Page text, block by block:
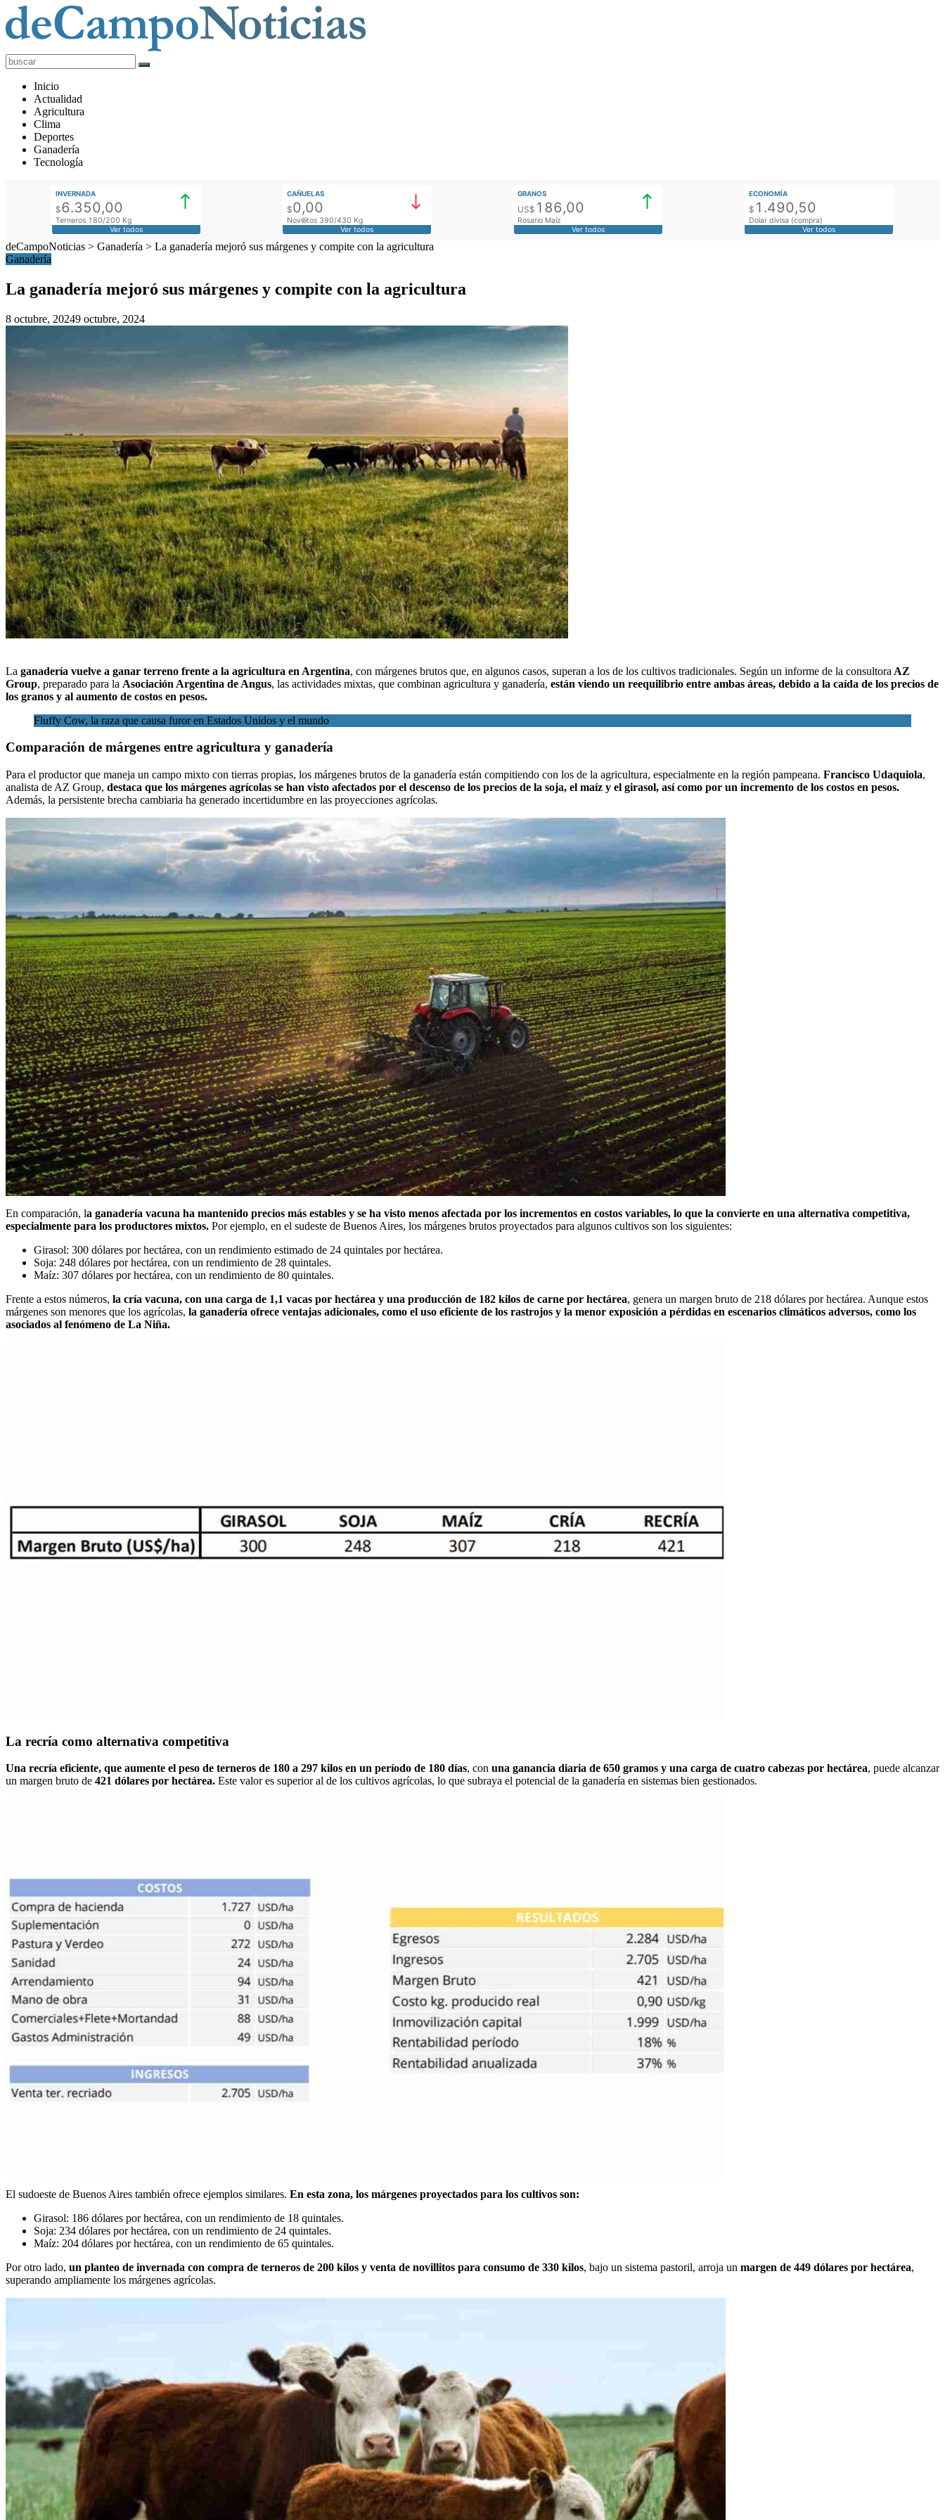
deCampoNoticias
Actualidad
Agropecuaria
Inicio
Actualidad
Agricultura
Clima
Deportes
Ganadería
Tecnología
INVERNADA
$6.350,00
Terneros 180/200 Kg
Ver todos
CAÑUELAS
$0,00
Novillitos 390/430 Kg
Ver todos
GRANOS
US$ 186,00
Rosario Maíz
Ver todos
ECONOMÍA
$ 1.490,50
Dolar divisa (compra)
Ver todos
deCampoNoticias > Ganadería > La ganadería mejoró sus márgenes y compite con la agricultura
Ganadería
La ganadería mejoró sus márgenes y compite con la agricultura
8 octubre, 20249 octubre, 2024
La ganadería vuelve a ganar terreno frente a la agricultura en Argentina, con márgenes brutos que, en algunos casos, superan a los de los cultivos tradicionales. Según un informe de la consultora AZ
Group, preparado para la Asociación Argentina de Angus, las actividades mixtas, que combinan agricultura y ganadería, están viendo un reequilibrio entre ambas áreas, debido a la caída de los precios de
los granos y al aumento de costos en pesos.
Fluffy Cow, la raza que causa furor en Estados Unidos y el mundo
Comparación de márgenes entre agricultura y ganadería
Para el productor que maneja un campo mixto con tierras propias, los márgenes brutos de la ganadería están compitiendo con los de la agricultura, especialmente en la región pampeana. Francisco Udaquiola,
analista de AZ Group, destaca que los márgenes agrícolas se han visto afectados por el descenso de los precios de la soja, el maíz y el girasol, así como por un incremento de los costos en pesos.
Además, la persistente brecha cambiaria ha generado incertidumbre en las proyecciones agrícolas.
En comparación, la ganadería vacuna ha mantenido precios más estables y se ha visto menos afectada por los incrementos en costos variables, lo que la convierte en una alternativa competitiva,
especialmente para los productores mixtos. Por ejemplo, en el sudeste de Buenos Aires, los márgenes brutos proyectados para algunos cultivos son los siguientes:
Girasol: 300 dólares por hectárea, con un rendimiento estimado de 24 quintales por hectárea.
Soja: 248 dólares por hectárea, con un rendimiento de 28 quintales.
Maíz: 307 dólares por hectárea, con un rendimiento de 80 quintales.
Frente a estos números, la cría vacuna, con una carga de 1,1 vacas por hectárea y una producción de 182 kilos de carne por hectárea, genera un margen bruto de 218 dólares por hectárea. Aunque estos
márgenes son menores que los agrícolas, la ganadería ofrece ventajas adicionales, como el uso eficiente de los rastrojos y la menor exposición a pérdidas en escenarios climáticos adversos, como los
asociados al fenómeno de La Niña.
La recría como alternativa competitiva
Una recría eficiente, que aumente el peso de terneros de 180 a 297 kilos en un período de 180 días, con una ganancia diaria de 650 gramos y una carga de cuatro cabezas por hectárea, puede alcanzar
un margen bruto de 421 dólares por hectárea. Este valor es superior al de los cultivos agrícolas, lo que subraya el potencial de la ganadería en sistemas bien gestionados.
El sudoeste de Buenos Aires también ofrece ejemplos similares. En esta zona, los márgenes proyectados para los cultivos son:
Girasol: 186 dólares por hectárea, con un rendimiento de 18 quintales.
Soja: 234 dólares por hectárea, con un rendimiento de 24 quintales.
Maíz: 204 dólares por hectárea, con un rendimiento de 65 quintales.
Por otro lado, un planteo de invernada con compra de terneros de 200 kilos y venta de novillitos para consumo de 330 kilos, bajo un sistema pastoril, arroja un margen de 449 dólares por hectárea,
superando ampliamente los márgenes agrícolas.